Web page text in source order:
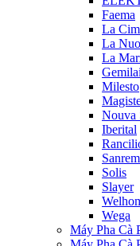
Faema
La
La
La
Gemilai
Milesto
Nouva
Iberital
Solis
Slayer
Wega
Máy Pha Cà